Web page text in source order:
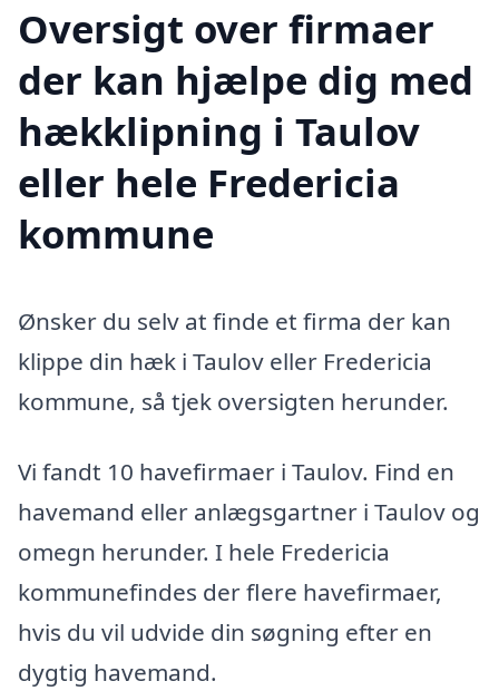
Oversigt over firmaer
der kan hjælpe dig med
hækklipning i Taulov
eller hele Fredericia
kommune
Ønsker du selv at finde et firma der kan
klippe din hæk i Taulov eller Fredericia
kommune, så tjek oversigten herunder.
Vi fandt 10 havefirmaer i Taulov. Find en
havemand eller anlægsgartner i Taulov og
omegn herunder. I hele Fredericia
kommunefindes der flere havefirmaer,
hvis du vil udvide din søgning efter en
dygtig havemand.